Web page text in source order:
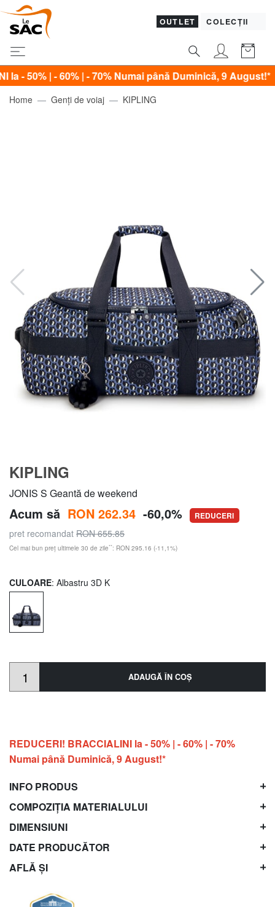
OUTLET COLECȚII
| - 60% | - 70% Numai până Duminică, 9 August!*
Home Genți de voiaj KIPLING
KIPLING
JONIS S Geantă de weekend
Acum să RON 262.34 -60,0% REDUCERI
pret recomandat RON 655.85
Cel mai bun preț ultimele 30 de zile**: RON 295.16 (-11,1%)
CULOARE: Albastru 3D K
ADAUGĂ ÎN COŞ
REDUCERI! BRACCIALINI la - 50% | - 60% | - 70%
Numai până Duminică, 9 August!*
INFO PRODUS
COMPOZIȚIA MATERIALULUI
DIMENSIUNI
DATE PRODUCĂTOR
AFLĂ ȘI